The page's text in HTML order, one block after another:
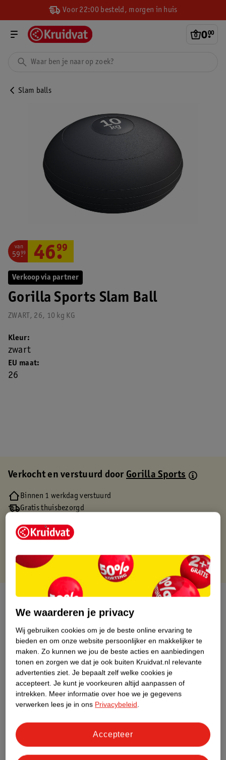
Voor 22:00 besteld, morgen in huis
0.
00
Slam balls
Verkoop via partner
Gorilla Sports Slam Ball
ZWART, 26, 10 kg KG
van
59.
99 46.
99
EU maat
26
Kleur
zwart
Verkocht en verstuurd doorGorilla Sports
Binnen 1 werkdag verstuurd
Gratis thuisbezorgd
Gratis punten met je Kruidvat kaart
Over dit product
Etiketinformatie
Nature Impact Score
Dit product heeft (nog) geen Nature
Impact Score.
We waarderen je privacy
Wij gebruiken cookies om je de beste online ervaring te
bieden en om onze website persoonlijker en makkelijker te
maken. Zo kunnen we jou de beste acties en aanbiedingen
tonen en zorgen we dat je ook buiten Kruidvat.nl relevante
advertenties ziet. Je bepaalt zelf welke cookies je
accepteert. Je kunt je voorkeuren altijd aanpassen of
intrekken. Meer informatie over hoe we je gegevens
verwerken lees je in ons Privacybeleid.
Accepteer